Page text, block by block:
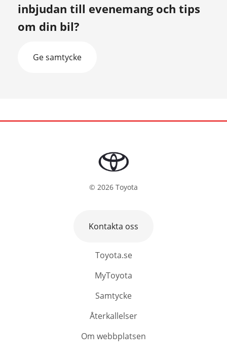
inbjudan till evenemang och tips
om din bil?
Ge samtycke
© 2026 Toyota
Toyota.se
MyToyota
Samtycke
Återkallelser
Om webbplatsen
Kontakta oss